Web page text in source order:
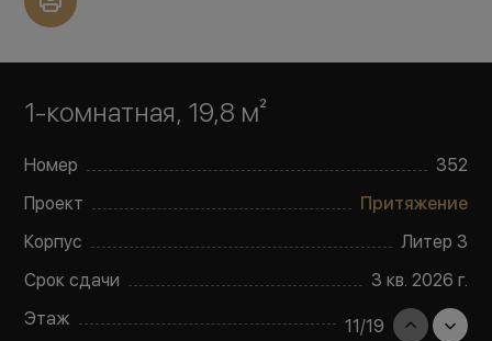
1-комнатная, 19,8 м²
Номер
352
Проект
Притяжение
Корпус
Литер 3
Срок сдачи
3 кв. 2026 г.
Этаж
11/19